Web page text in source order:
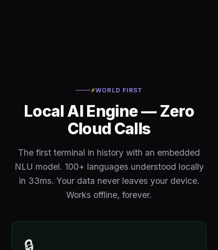
⚡WORLD FIRST
Local AI Engine — Zero
Cloud Calls
The first terminal in history with an embedded
NLU model. 100+ languages understood locally
in 33ms. Your data never leaves your device.
Works offline, forever.
🔒